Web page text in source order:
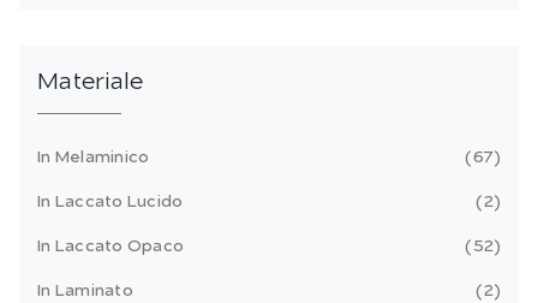
Materiale
In Melaminico 67
In Laccato Lucido 2
In Laccato Opaco 52
In Laminato 2